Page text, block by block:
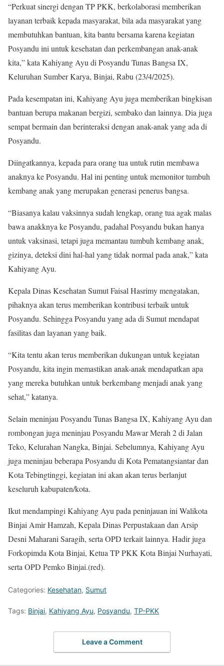
“Perkuat sinergi dengan TP PKK, berkolaborasi memberikan
layanan terbaik kepada masyarakat, bila ada masyarakat yang
membutuhkan bantuan, kita bantu bersama karena kegiatan
Posyandu ini untuk kesehatan dan perkembangan anak-anak
kita,” kata Kahiyang Ayu di Posyandu Tunas Bangsa IX,
Keluruhan Sumber Karya, Binjai, Rabu (23/4/2025).
Pada kesempatan ini, Kahiyang Ayu juga memberikan bingkisan
bantuan berupa makanan bergizi, sembako dan lainnya. Dia juga
sempat bermain dan berinteraksi dengan anak-anak yang ada di
Posyandu.
Diingatkannya, kepada para orang tua untuk rutin membawa
anaknya ke Posyandu. Hal ini penting untuk memonitor tumbuh
kembang anak yang merupakan generasi penerus bangsa.
“Biasanya kalau vaksinnya sudah lengkap, orang tua agak malas
bawa anakknya ke Posyandu, padahal Posyandu bukan hanya
untuk vaksinasi, tetapi juga memantau tumbuh kembang anak,
gizinya, deteksi dini hal-hal yang tidak normal pada anak,” kata
Kahiyang Ayu.
Kepala Dinas Kesehatan Sumut Faisal Hasrimy mengatakan,
pihaknya akan terus memberikan kontribusi terbaik untuk
Posyandu. Sehingga Posyandu yang ada di Sumut mendapat
fasilitas dan layanan yang baik.
“Kita tentu akan terus memberikan dukungan untuk kegiatan
Posyandu, kita ingin memastikan anak-anak mendapatkan apa
yang mereka butuhkan untuk berkembang menjadi anak yang
sehat,” katanya.
Selain meninjau Posyandu Tunas Bangsa IX, Kahiyang Ayu dan
rombongan juga meninjau Posyandu Mawar Merah 2 di Jalan
Teko, Kelurahan Nangka, Binjai. Sebelumnya, Kahiyang Ayu
juga meninjau beberapa Posyandu di Kota Pematangsiantar dan
Kota Tebingtinggi, kegiatan ini akan akan terus berlanjut
keseluruh kabupaten/kota.
Ikut mendampingi Kahiyang Ayu pada peninjauan ini Walikota
Binjai Amir Hamzah, Kepala Dinas Perpustakaan dan Arsip
Desni Maharani Saragih, serta OPD terkait lainnya. Hadir juga
Forkopimda Kota Binjai, Ketua TP PKK Kota Binjai Nurhayati,
serta OPD Pemko Binjai.(red).
Categories: Kesehatan, Sumut
Tags: Binjai, Kahiyang Ayu, Posyandu, TP-PKK
Leave a Comment